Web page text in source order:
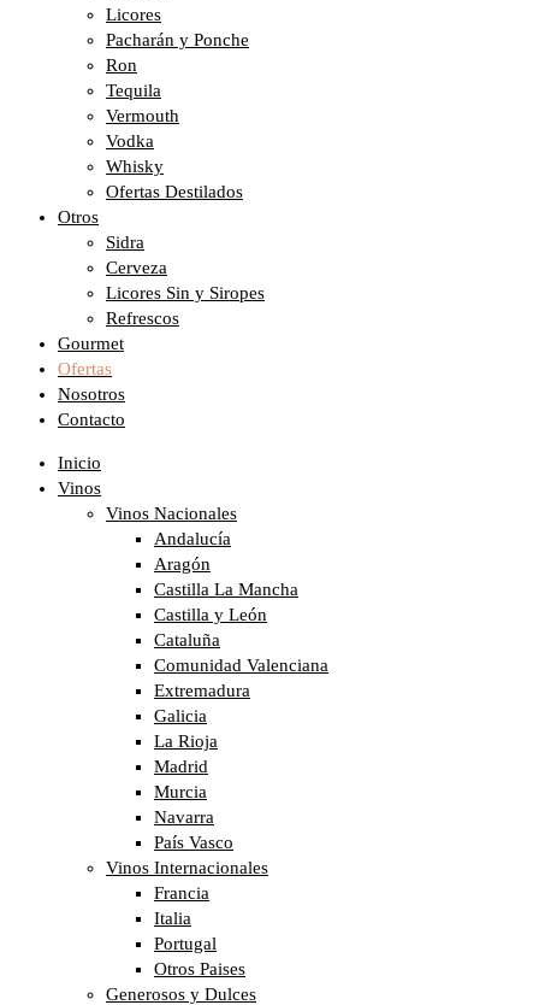
Licores
Pacharán y Ponche
Ron
Tequila
Vermouth
Vodka
Whisky
Ofertas Destilados
Otros
Sidra
Cerveza
Licores Sin y Siropes
Refrescos
Gourmet
Ofertas
Nosotros
Contacto
Inicio
Vinos
Vinos Nacionales
Andalucía
Aragón
Castilla La Mancha
Castilla y León
Cataluña
Comunidad Valenciana
Extremadura
Galicia
La Rioja
Madrid
Murcia
Navarra
País Vasco
Vinos Internacionales
Francia
Italia
Portugal
Otros Paises
Generosos y Dulces